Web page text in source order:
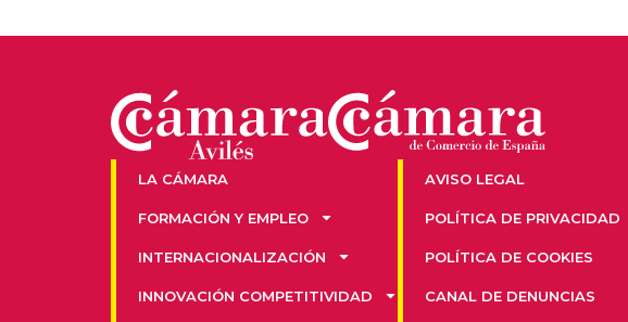
LA CÁMARA
FORMACIÓN Y EMPLEO
INTERNACIONALIZACIÓN
INNOVACIÓN COMPETITIVIDAD
AVISO LEGAL
POLÍTICA DE PRIVACIDAD
POLÍTICA DE COOKIES
CANAL DE DENUNCIAS